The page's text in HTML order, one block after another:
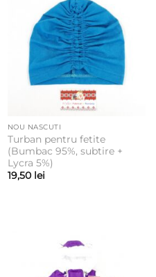
NOU NASCUTI
Turban pentru fetite
(Bumbac 95%, subtire +
Lycra 5%)
19,50 lei